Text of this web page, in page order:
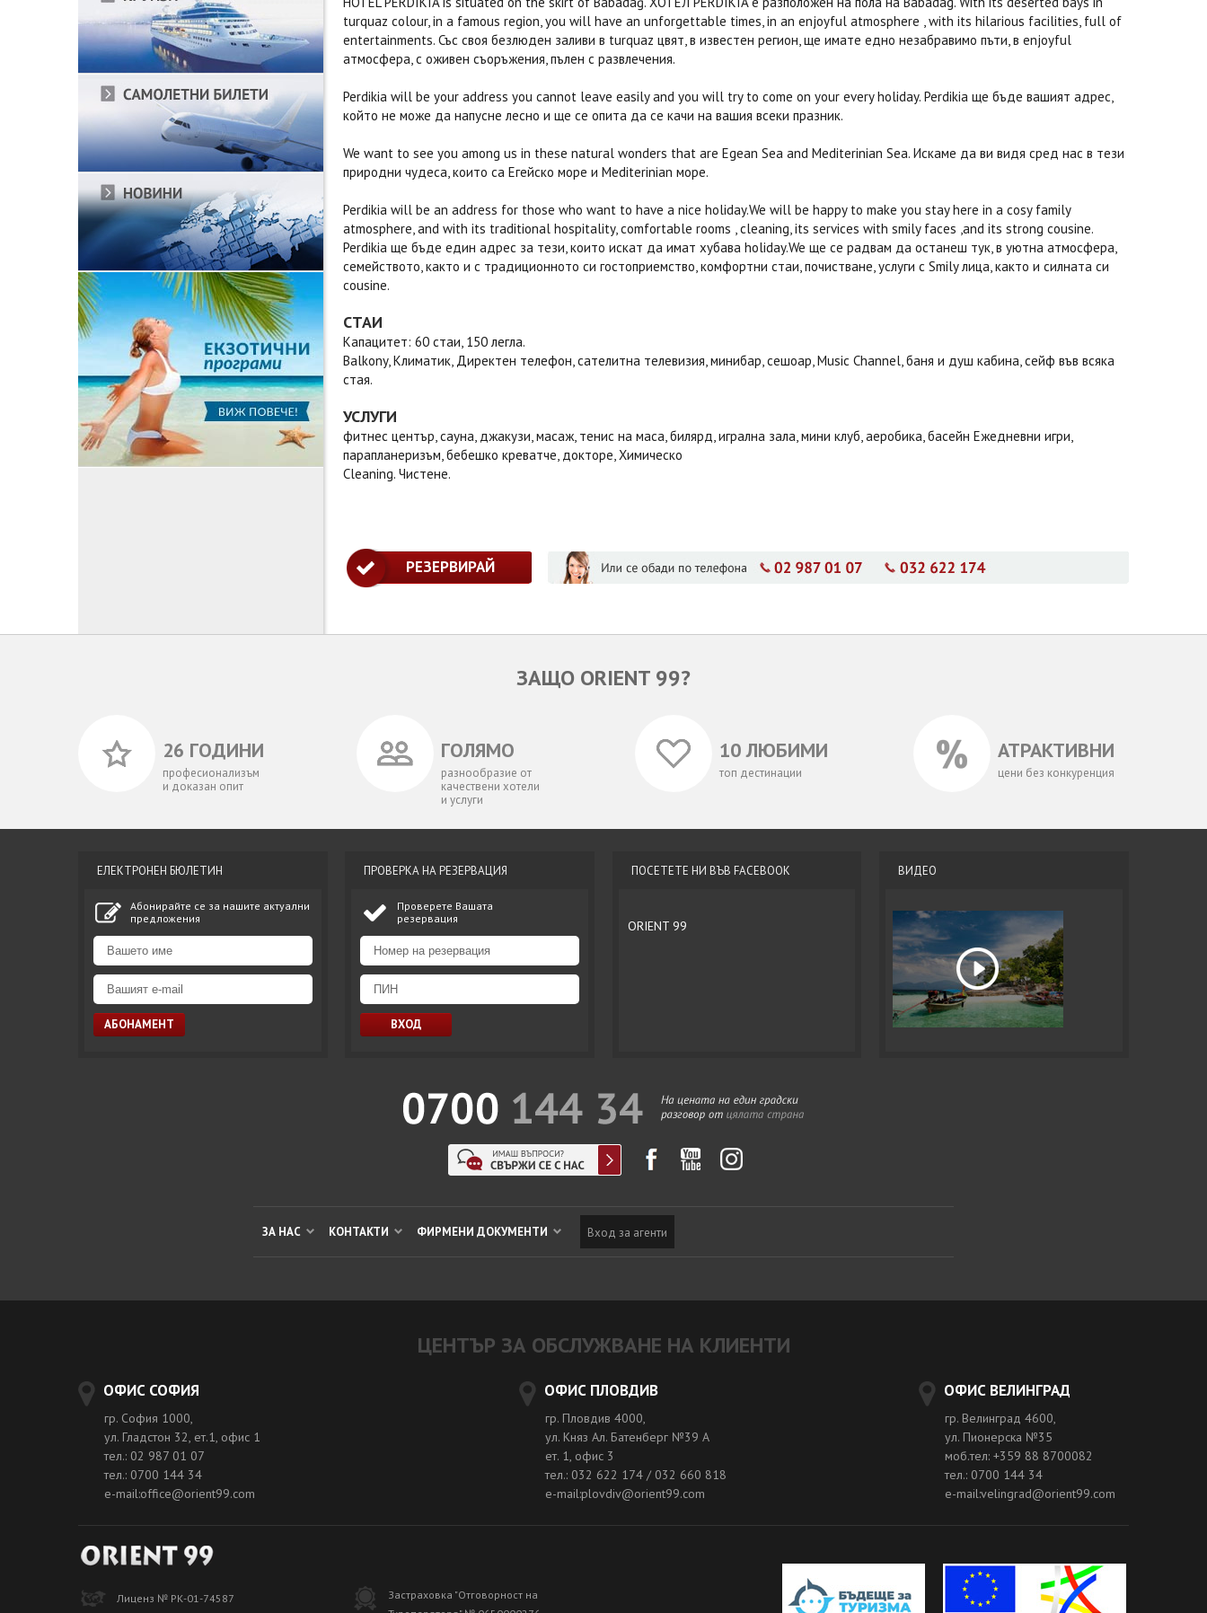
turquaz colour, in a famous region, you will have an unforgettable times, in an enjoyful atmosphere , with its hilarious facilities, full of
entertainments. Със своя безлюден заливи в turquaz цвят, в известен регион, ще имате едно незабравимо пъти, в enjoyful
атмосфера, с оживен съоръжения, пълен с развлечения.
Perdikia will be your address you cannot leave easily and you will try to come on your every holiday. Perdikia ще бъде вашият адрес,
който не може да напусне лесно и ще се опита да се качи на вашия всеки празник.
We want to see you among us in these natural wonders that are Egean Sea and Mediterinian Sea. Искаме да ви видя сред нас в тези
природни чудеса, които са Егейско море и Mediterinian море.
Perdikia will be an address for those who want to have a nice holiday.We will be happy to make you stay here in a cosy family
atmosphere, and with its traditional hospitality, comfortable rooms , cleaning, its services with smily faces ,and its strong cousine.
Perdikia ще бъде един адрес за тези, които искат да имат хубава holiday.We ще се радвам да останеш тук, в уютна атмосфера,
семейството, както и с традиционното си гостоприемство, комфортни стаи, почистване, услуги с Smily лица, както и силната си
cousine.
СТАИ
Капацитет: 60 стаи, 150 легла.
Balkony, Климатик, Директен телефон, сателитна телевизия, минибар, сешоар, Music Channel, баня и душ кабина, сейф във всяка
стая.
УСЛУГИ
фитнес център, сауна, джакузи, масаж, тенис на маса, билярд, игрална зала, мини клуб, аеробика, басейн Ежедневни игри,
парапланеризъм, бебешко креватче, докторе, Химическо
Cleaning. Чистене.
РЕЗЕРВИРАЙ
ЗАЩО ORIENT 99?
26 ГОДИНИ
професионализъм
и доказан опит
ГОЛЯМО
разнообразие от
качествени хотели
и услуги
10 ЛЮБИМИ
топ дестинации
АТРАКТИВНИ
цени без конкуренция
ЕЛЕКТРОНЕН БЮЛЕТИН
Абонирайте се за нашите актуални
предложения
ПРОВЕРКА НА РЕЗЕРВАЦИЯ
Проверете Вашата
резервация
ПОСЕТЕТЕ НИ ВЪВ FACEBOOK
ORIENT 99
ВИДЕО
ЗА НАС КОНТАКТИ ФИРМЕНИ ДОКУМЕНТИ Вход за агенти
ЦЕНТЪР ЗА ОБСЛУЖВАНЕ НА КЛИЕНТИ
ОФИС СОФИЯ
гр. София 1000,
ул. Гладстон 32, ет.1, офис 1
тел.: 02 987 01 07
тел.: 0700 144 34
e-mail:office@orient99.com
ОФИС ПЛОВДИВ
гр. Пловдив 4000,
ул. Княз Ал. Батенберг №39 A
ет. 1, офис 3
тел.: 032 622 174 / 032 660 818
e-mail:plovdiv@orient99.com
ОФИС ВЕЛИНГРАД
гр. Велинград 4600,
ул. Пионерска №35
моб.тел: +359 88 8700082
тел.: 0700 144 34
e-mail:velingrad@orient99.com
Лиценз № РК-01-74587
Застраховка "Отговорност на